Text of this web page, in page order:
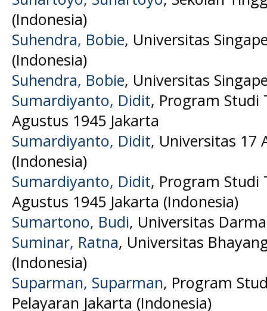
(Indonesia)
Suhendra, Bobie, Universitas
(Indonesia)
Suhendra, Bobie, Universitas
Sumardiyanto, Didit, Program Studi
Agustus 1945 Jakarta
Sumardiyanto, Didit, Universitas 17
(Indonesia)
Sumardiyanto, Didit, Program Studi
Agustus 1945 Jakarta (Indonesia)
Sumartono, Budi, Universitas
Suminar, Ratna, Universitas
(Indonesia)
Suparman, Suparman, Program
Pelayaran Jakarta (Indonesia)